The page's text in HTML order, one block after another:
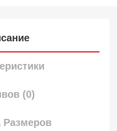
(0)
Размеров